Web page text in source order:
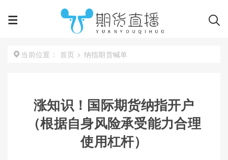
当前位置： 首页 > 纳指期货喊单
涨知识！国际期货纳指开户
（根据自身风险承受能力合理
使用杠杆）